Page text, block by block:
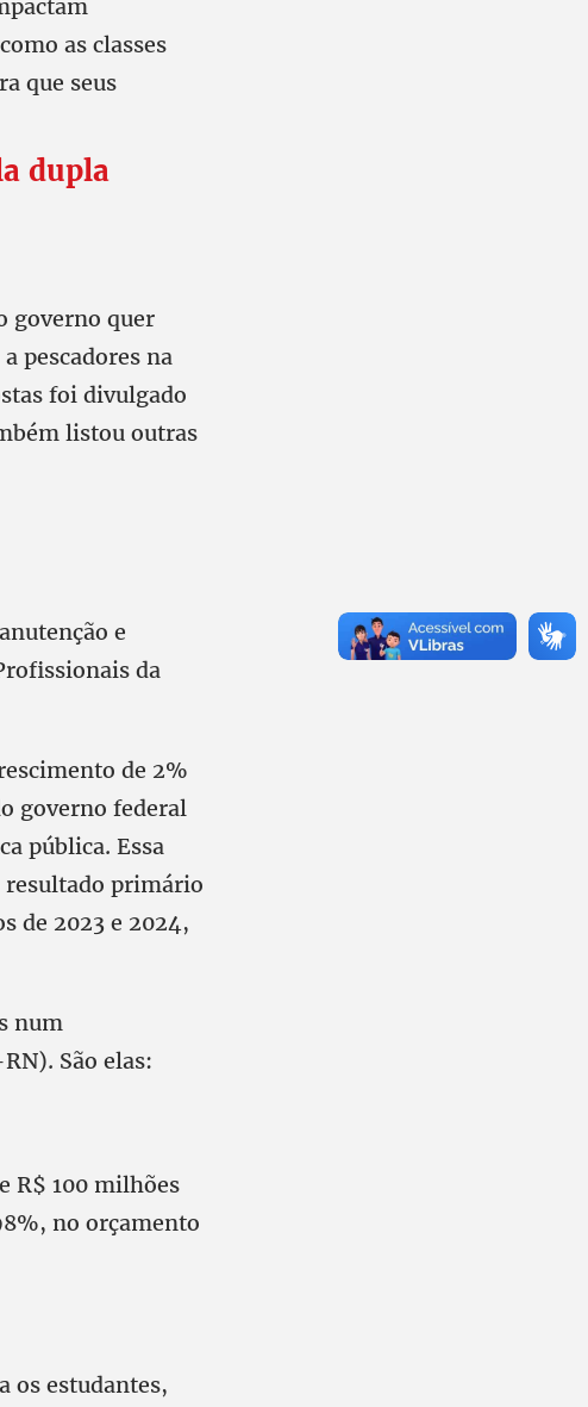
as classes
que seus
dupla
governo quer
pescadores na
foi divulgado
listou outras
e
da
de 2%
governo federal
pública. Essa
resultado primário
de 2023 e 2024,
num
São elas:
R$ 100 milhões
no orçamento
os estudantes,